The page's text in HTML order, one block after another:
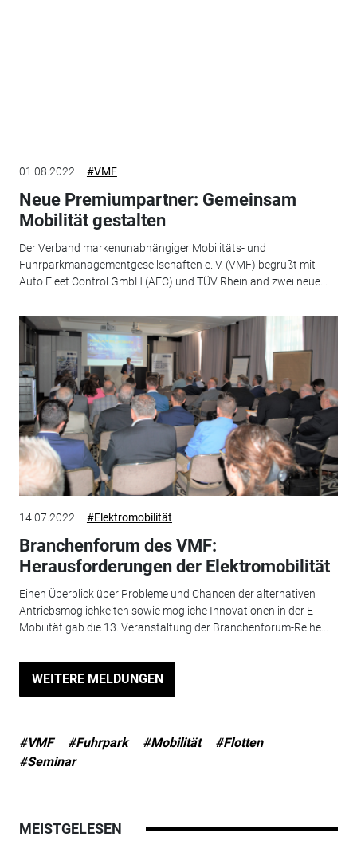
01.08.2022 #VMF
Neue Premiumpartner: Gemeinsam
Mobilität gestalten
Der Verband markenunabhängiger Mobilitäts- und
Fuhrparkmanagementgesellschaften e. V. (VMF) begrüßt mit
Auto Fleet Control GmbH (AFC) und TÜV Rheinland zwei neue...
14.07.2022 #Elektromobilität
Branchenforum des VMF:
Herausforderungen der Elektromobilität
Einen Überblick über Probleme und Chancen der alternativen
Antriebsmöglichkeiten sowie mögliche Innovationen in der E-
Mobilität gab die 13. Veranstaltung der Branchenforum-Reihe...
WEITERE MELDUNGEN
#VMF #Fuhrpark #Mobilität
#Flotten
#Seminar
MEISTGELESEN